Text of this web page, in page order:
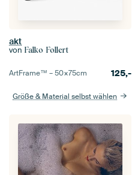
akt
von Falko Follert
ArtFrame™ –50×75cm 125,-
Größe & Material selbst wählen